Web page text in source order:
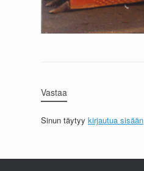
Vastaa
Sinun täytyy kirjautua sisään